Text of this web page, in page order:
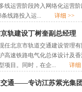
线运营阶段跨入网络化运营
8条线路投入运... 详细 >>
轨建设丁树奎副总经理
任北京市轨道交通建设管理
高速铁路电气化总体设计及
型项目。同时，在企... 详细
交通——专访江苏紫光集